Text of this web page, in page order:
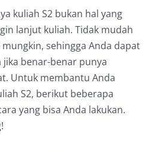
kuliah S2 bukan hal yang
lanjut kuliah. Tidak mudah
sehingga Anda dapat
benar-benar punya
Untuk membantu Anda
S2, berikut beberapa
yang bisa Anda lakukan.